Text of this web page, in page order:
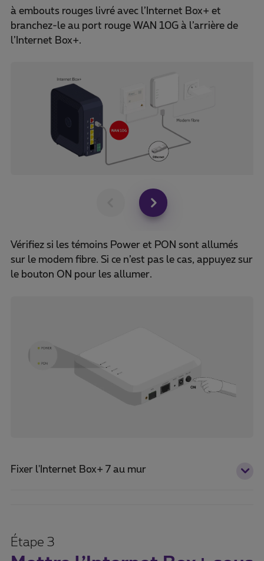
à embouts rouges livré avec l’Internet Box+ et
branchez-le au port rouge WAN 10G à l’arrière de
l’Internet Box+.
Vérifiez si les témoins Power et PON sont allumés
sur le modem fibre. Si ce n’est pas le cas, appuyez sur
le bouton ON pour les allumer.
Fixer l'Internet Box+ 7 au mur
Étape 3